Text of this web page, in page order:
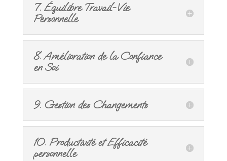
7. Équilibre Travail-Vie
Personnelle
8. Amélioration de la Confiance
en Soi
9. Gestion des Changements
10. Productivité et Efficacité
personnelle